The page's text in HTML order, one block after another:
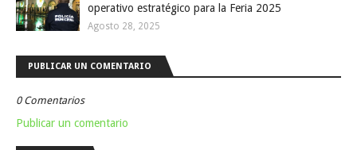
operativo estratégico para la Feria 2025
Agosto 28, 2025
PUBLICAR UN COMENTARIO
0 Comentarios
Publicar un comentario